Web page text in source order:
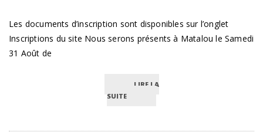
Les documents d’inscription sont disponibles sur l’onglet
Inscriptions du site Nous serons présents à Matalou le Samedi
31 Août de
LIRE LA
SUITE